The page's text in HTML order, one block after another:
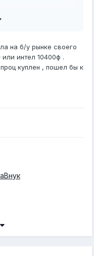
на б/у рынке своего
интел 10400ф .
куплен , пошел бы к